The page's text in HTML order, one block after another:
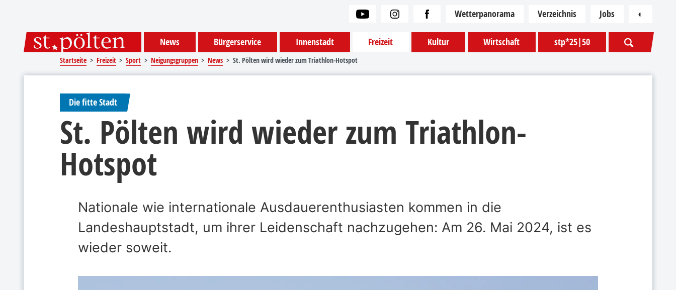
News Bürgerservice Innenstadt Freizeit Kultur Wirtschaft stp*25|50
Wetterpanorama Verzeichnis Jobs ◐
Startseite Freizeit Sport Neigungsgruppen News St. Pölten wird wieder zum Triathlon-Hotspot
Die fitte Stadt
St. Pölten wird wieder zum Triathlon-
Hotspot
Nationale wie internationale Ausdauerenthusiasten kommen in die
Landeshauptstadt, um ihrer Leidenschaft nachzugehen: Am 26. Mai 2024, ist es
wieder soweit.